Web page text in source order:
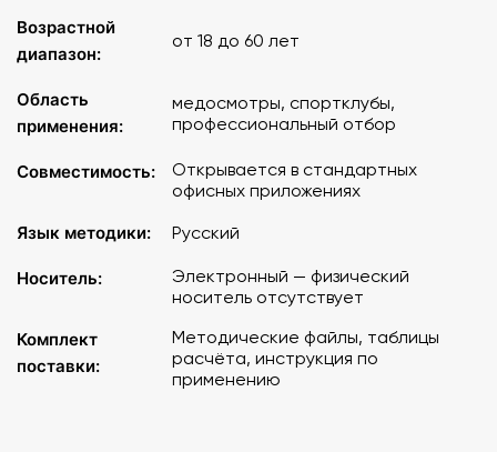
Возрастной
диапазон:
от 18 до 60 лет
Область
применения:
медосмотры, спортклубы,
профессиональный отбор
Совместимость:
Открывается в стандартных
офисных приложениях
Язык методики:
Русский
Носитель:
Электронный — физический
носитель отсутствует
Комплект
поставки:
Методические файлы, таблицы
расчёта, инструкция по
применению